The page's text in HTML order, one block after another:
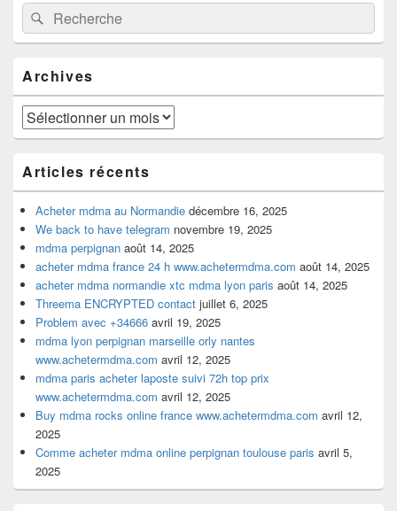
principale
de
widget
barre
latérale
Recherche :Rechercher
Archives
Archives
Articles récents
Acheter mdma au Normandie décembre 16, 2025
We back to have telegram novembre 19, 2025
mdma perpignan août 14, 2025
acheter mdma france 24 h www.achetermdma.com août 14, 2025
acheter mdma normandie xtc mdma lyon paris août 14, 2025
Threema ENCRYPTED contact juillet 6, 2025
Problem avec +34666 avril 19, 2025
mdma lyon perpignan marseille orly nantes
www.achetermdma.com avril 12, 2025
mdma paris acheter laposte suivi 72h top prix
www.achetermdma.com avril 12, 2025
Buy mdma rocks online france www.achetermdma.com avril 12,
2025
Comme acheter mdma online perpignan toulouse paris avril 5,
2025